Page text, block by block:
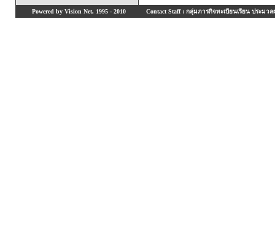
Powered by Vision Net, 1995 - 2010 Contact Staff : กลุ่มภารกิจทะเบียนเรียน ประมวล